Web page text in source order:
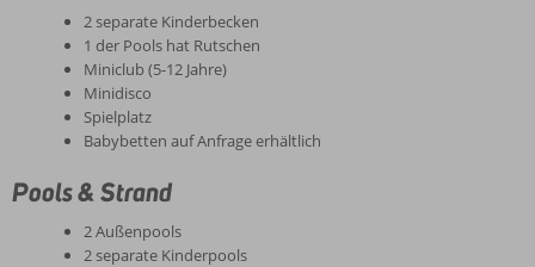
2 separate Kinderbecken
1 der Pools hat Rutschen
Miniclub (5-12 Jahre)
Minidisco
Spielplatz
Babybetten auf Anfrage erhältlich
Pools & Strand
2 Außenpools
2 separate Kinderpools